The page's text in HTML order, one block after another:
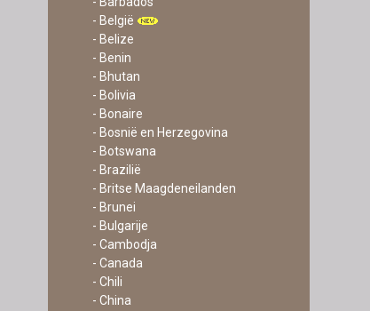
- België
- Belize
- Benin
- Bhutan
- Bolivia
- Bonaire
- Bosnië en Herzegovina
- Botswana
- Brazilië
- Britse Maagdeneilanden
- Brunei
- Bulgarije
- Cambodja
- Canada
- Chili
- China